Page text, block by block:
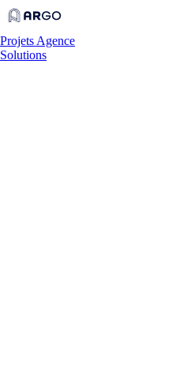
Projets Agence
Solutions